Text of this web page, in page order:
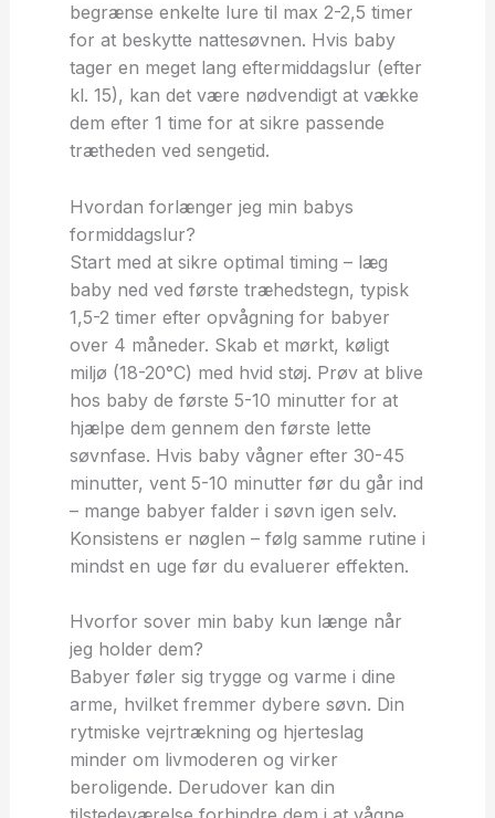
begrænse enkelte lure til max 2-2,5 timer
for at beskytte nattesøvnen. Hvis baby
tager en meget lang eftermiddagslur (efter
kl. 15), kan det være nødvendigt at vække
dem efter 1 time for at sikre passende
trætheden ved sengetid.
Hvordan forlænger jeg min babys
formiddagslur?
Start med at sikre optimal timing – læg
baby ned ved første træhedstegn, typisk
1,5-2 timer efter opvågning for babyer
over 4 måneder. Skab et mørkt, køligt
miljø (18-20°C) med hvid støj. Prøv at blive
hos baby de første 5-10 minutter for at
hjælpe dem gennem den første lette
søvnfase. Hvis baby vågner efter 30-45
minutter, vent 5-10 minutter før du går ind
– mange babyer falder i søvn igen selv.
Konsistens er nøglen – følg samme rutine i
mindst en uge før du evaluerer effekten.
Hvorfor sover min baby kun længe når
jeg holder dem?
Babyer føler sig trygge og varme i dine
arme, hvilket fremmer dybere søvn. Din
rytmiske vejrtrækning og hjerteslag
minder om livmoderen og virker
beroligende. Derudover kan din